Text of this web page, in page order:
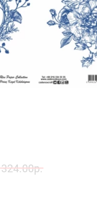
324.00р.